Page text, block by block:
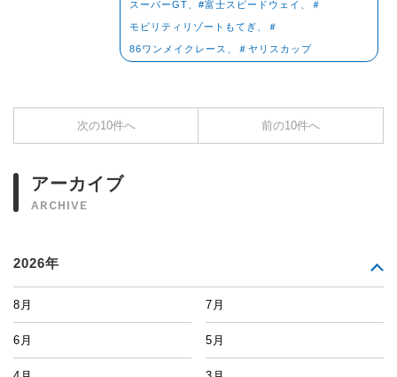
スーパーGT、#富士スピードウェイ、＃
モビリティリゾートもてぎ、＃
86ワンメイクレース、＃ヤリスカップ
次の10件へ 前の10件へ
アーカイブ
ARCHIVE
2026年
8月 7月
6月 5月